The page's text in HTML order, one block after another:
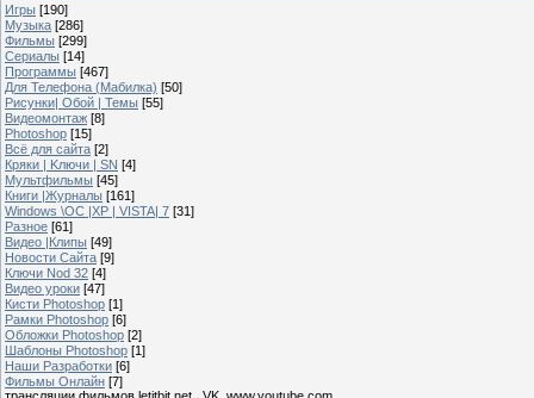
Игры [190]
Музыка [286]
Фильмы [299]
Сериалы [14]
Программы [467]
Для Телефона (Мабилка) [50]
Рисунки| Обой | Темы [55]
Видеомонтаж [8]
Photoshop [15]
Всё для сайта [2]
Кряки | Kлючи | SN [4]
Мультфильмы [45]
Книги |Журналы [161]
Windows \OC |XP | VISTA| 7 [31]
Разное [61]
Видео |Клипы [49]
Новости Сайта [9]
Ключи Nod 32 [4]
Видео уроки [47]
Кисти Photoshop [1]
Рамки Photoshop [6]
Обложки Photoshop [2]
Шаблоны Photoshop [1]
Наши Разработки [6]
Фильмы Онлайн [7]